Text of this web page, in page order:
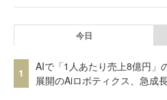
今日
1
AIで「1人あたり売上8億円」
展開のAiロボティクス、急成